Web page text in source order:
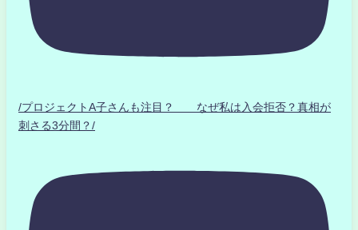
/プロジェクトA子さんも注目？ なぜ私は入会拒否？真相が
刺さる3分間？/